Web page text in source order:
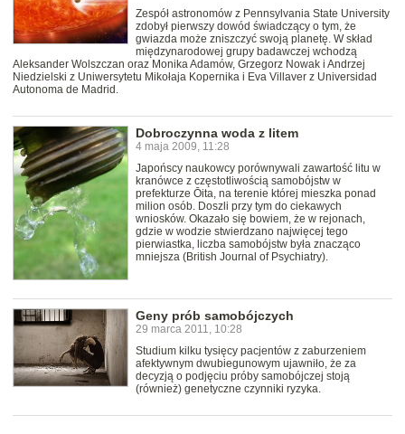
Zespół astronomów z Pennsylvania State University
zdobył pierwszy dowód świadczący o tym, że
gwiazda może zniszczyć swoją planetę. W skład
międzynarodowej grupy badawczej wchodzą
Aleksander Wolszczan oraz Monika Adamów, Grzegorz Nowak i Andrzej
Niedzielski z Uniwersytetu Mikołaja Kopernika i Eva Villaver z Universidad
Autonoma de Madrid.
Dobroczynna woda z litem
4 maja 2009, 11:28
Japońscy naukowcy porównywali zawartość litu w
kranówce z częstotliwością samobójstw w
prefekturze Ōita, na terenie której mieszka ponad
milion osób. Doszli przy tym do ciekawych
wniosków. Okazało się bowiem, że w rejonach,
gdzie w wodzie stwierdzano najwięcej tego
pierwiastka, liczba samobójstw była znacząco
mniejsza (British Journal of Psychiatry).
Geny prób samobójczych
29 marca 2011, 10:28
Studium kilku tysięcy pacjentów z zaburzeniem
afektywnym dwubiegunowym ujawniło, że za
decyzją o podjęciu próby samobójczej stoją
(również) genetyczne czynniki ryzyka.